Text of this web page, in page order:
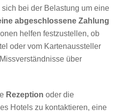
bei der Belastung um eine
abgeschlossene Zahlung
helfen festzustellen, ob
oder vom Kartenaussteller
über
Rezeption oder die
Hotels zu kontaktieren, eine